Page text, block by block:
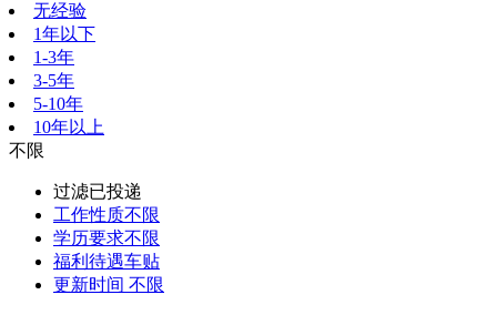
无经验
1年以下
1-3年
3-5年
5-10年
10年以上
不限
过滤已投递
工作性质不限
学历要求不限
福利待遇车贴
更新时间 不限